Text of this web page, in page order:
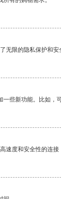
无限的隐私保护和安
些新功能。比如，
速度和安全性的连接